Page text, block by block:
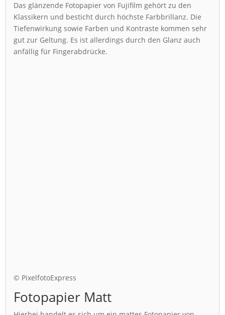
Das glänzende Fotopapier von Fujifilm gehört zu den
Klassikern und besticht durch höchste Farbbrillanz. Die
Tiefenwirkung sowie Farben und Kontraste kommen sehr
gut zur Geltung. Es ist allerdings durch den Glanz auch
anfällig für Fingerabdrücke.
© PixelfotoExpress
Fotopapier Matt